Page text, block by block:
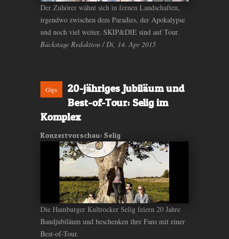
Der Zuhörer wähnt sich in fernen Landschaften,
irgendwo zwischen dem Paradies, der Apokalypse
und noch viel weiter. SKIP&DIE sind auf Tour.
Bäckstage Redaktion / Di, 14. Apr 2015
Gigs
20-jähriges Jubiläum und
Best-of-Tour: Selig im
Komplex
Konzertvorschau: Selig
Die Hamburger Kultrocker Selig feiern 20 Jahre
Bandjubiläum und beschenken ihre Fans mit einer
Best-of-Tour.